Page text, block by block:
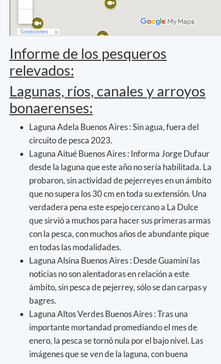
Informe de los pesqueros
relevados:
Lagunas, ríos, canales y arroyos
bonaerenses:
Laguna Adela Buenos Aires : Sin agua, fuera del
circuito de pesca 2023.
Laguna Aitué Buenos Aires : Informa Jorge Dufaur
desde la laguna que este año no sería habilitada. La
probaron, sin actividad de pejerreyes en un ámbito
que no supera los 30 cm en toda su extensión. Una
verdadera pena este espejo cercano a La Dulce
que sirvió a muchos para hacer sus primeras armas
con la pesca, con muchos años de abundante pique
en todas las modalidades.
Laguna Alsina Buenos Aires : Desde Guaminí las
noticias no son alentadoras en relación a este
ámbito, sin pesca de pejerrey, sólo se dan carpas y
bagres.
Laguna Altos Verdes Buenos Aires : Tras una
importante mortandad promediando el mes de
enero, la pesca se tornó nula por el bajo nivel. Las
imágenes que se ven de la laguna, con buena